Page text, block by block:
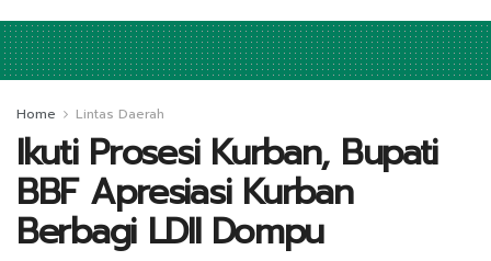
Home Lintas Daerah
Ikuti Prosesi Kurban, Bupati
BBF Apresiasi Kurban
Berbagi LDII Dompu